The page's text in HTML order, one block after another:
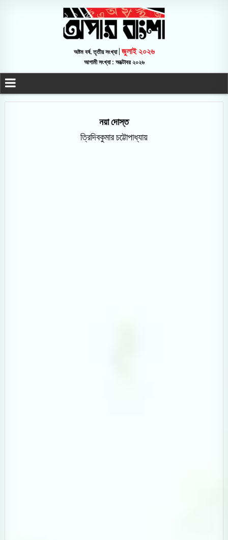
অষ্টম বর্ষ, তৃতীয় সংখ্যা | জুলাই ২০২৬
আগামী সংখ্যা : অক্টোবর ২০২৬
নয়া দোস্ত
ত্রিদিবকুমার চট্টোপাধ্যায়